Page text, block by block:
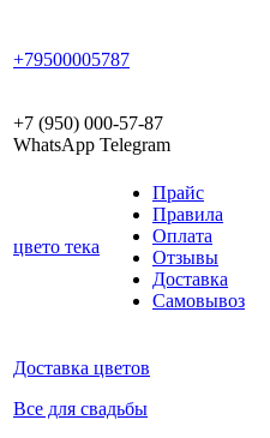
+79500005787
+7 (950) 000-57-87
WhatsApp Telegram
цвето тека
Прайс
Правила
Оплата
Отзывы
Доставка
Самовывоз
Доставка цветов
Все для свадьбы